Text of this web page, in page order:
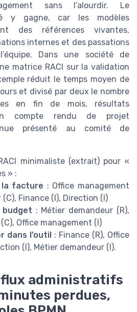
sans l’alourdir. Le
y gagne, car les modèles
des références vivantes,
internes et des passations
Dans une société de
matrice RACI sur la validation
réduit le temps moyen de
et divisé par deux le nombre
en fin de mois, résultats
compte rendu de projet
présenté au comité de
minimaliste (extrait) pour «
» :
la facture : Office management
Finance (I), Direction (I)
budget : Métier demandeur (R),
Office management (I)
dans l’outil : Finance (R), Office
(I), Métier demandeur (I).
flux administratifs
perdues,